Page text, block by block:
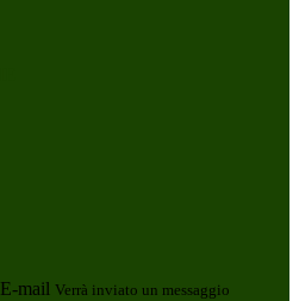
E-mail Verrà inviato un messaggio